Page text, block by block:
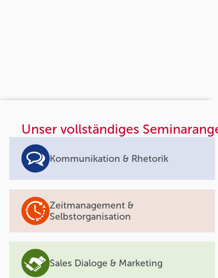
Unser vollständiges
Kommunikation & Rhetorik
Zeitmanagement &
Selbstorganisation
Sales Dialoge & Marketing